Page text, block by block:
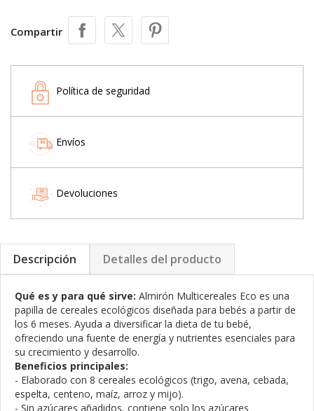
Compartir
Política de seguridad
Envíos
Devoluciones
Descripción Detalles del producto
Qué es y para qué sirve: Almirón Multicereales Eco es una
papilla de cereales ecológicos diseñada para bebés a partir de
los 6 meses. Ayuda a diversificar la dieta de tu bebé,
ofreciendo una fuente de energía y nutrientes esenciales para
su crecimiento y desarrollo.
Beneficios principales:
- Elaborado con 8 cereales ecológicos (trigo, avena, cebada,
espelta, centeno, maíz, arroz y mijo).
- Sin azúcares añadidos, contiene solo los azúcares